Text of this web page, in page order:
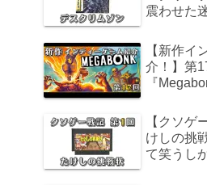
震わせた
【新作イ
介！】第
『
【クソゲ
けしの挑
て笑うし